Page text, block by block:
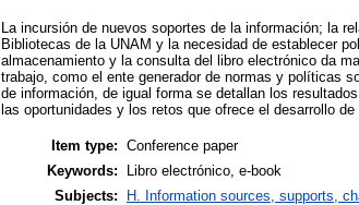
La incursión de nuevos soportes de la información; la
Bibliotecas de la UNAM y la necesidad de establecer
almacenamiento y la consulta del libro electrónico da
trabajo, como el ente generador de normas y políticas
de información, de igual forma se detallan los
las oportunidades y los retos que ofrece el desarrollo
Item type: Conference paper
Keywords:
Libro electrónico, e-book
Subjects:
H. Information sources, supports,